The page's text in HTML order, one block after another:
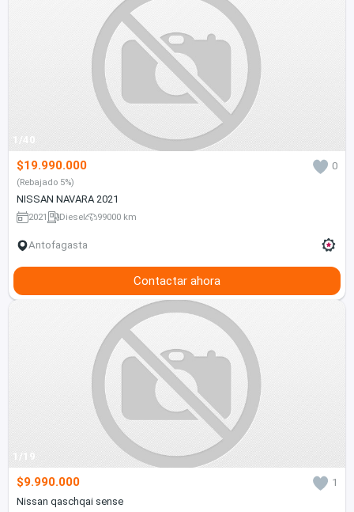
1/40
$19.990.000 0
(Rebajado 5%)
NISSAN NAVARA 2021
2021 Diesel 99000 km
Antofagasta
Contactar ahora
1/19
$9.990.000
1
Nissan qaschqai sense